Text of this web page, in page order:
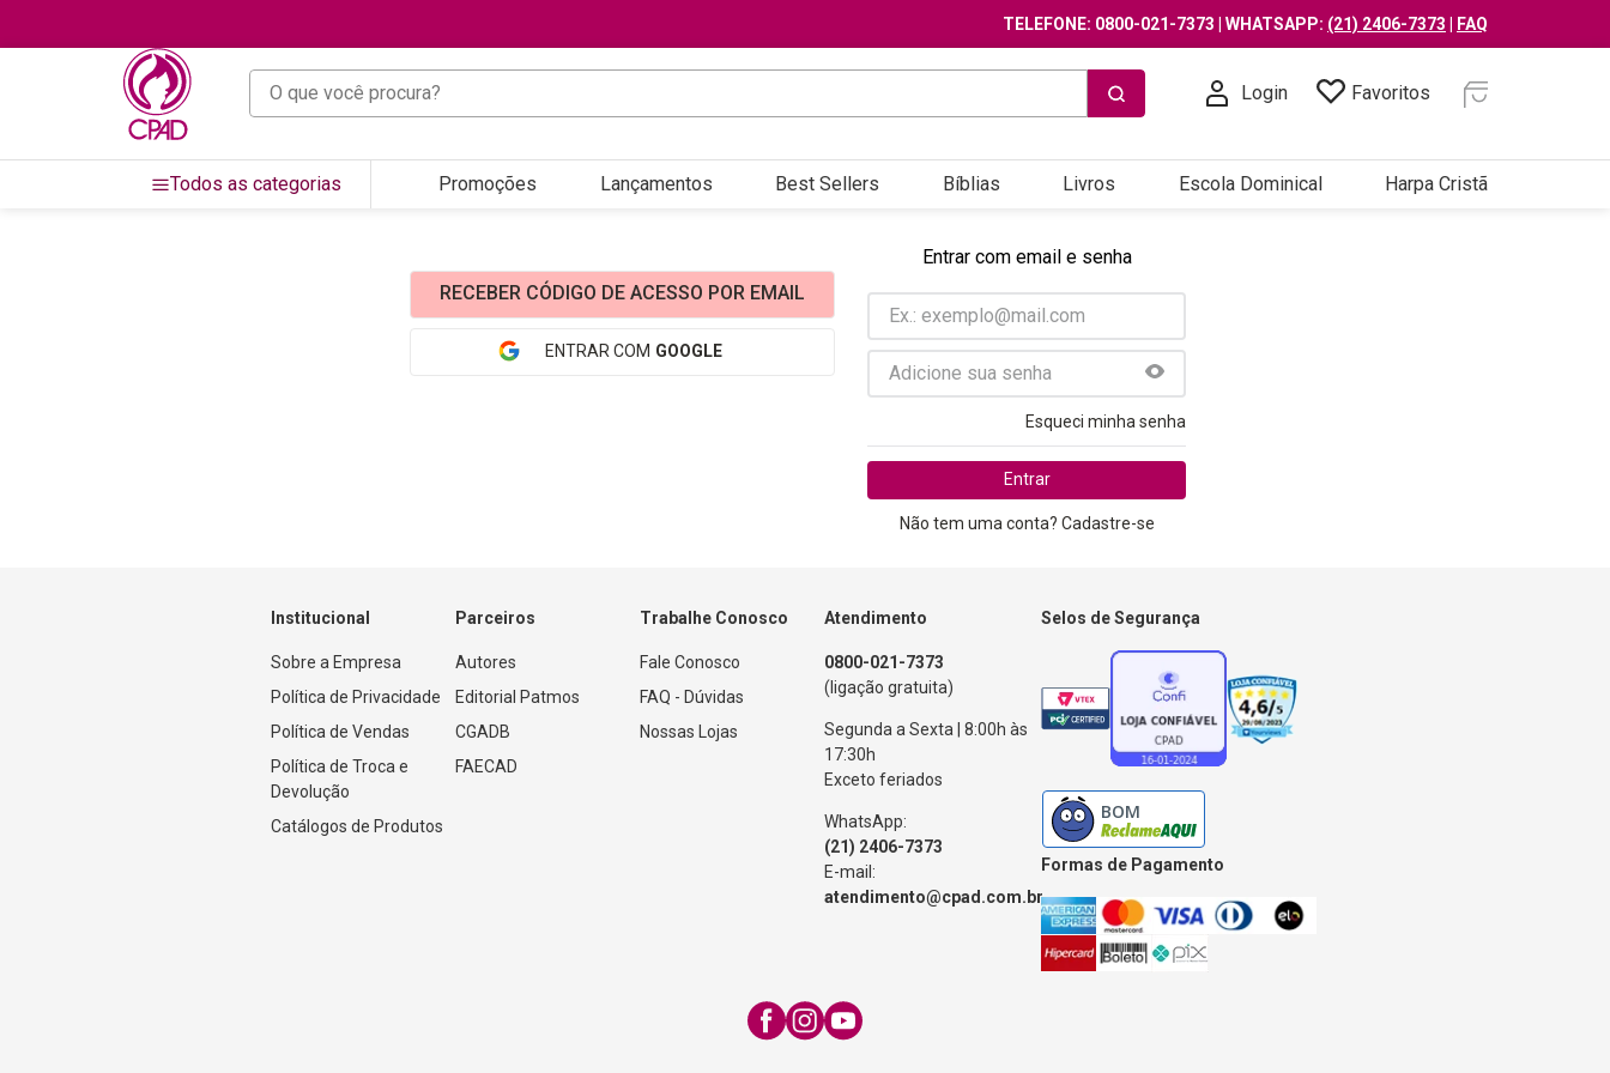
TELEFONE: 0800-021-7373 | WHATSAPP: (21) 2406-7373 FAQ
O que você procura?
Login Favoritos
Todos as categorias Promoções Lançamentos Best Sellers Bíblias Livros Escola Dominical Harpa Cristã
RECEBER CÓDIGO DE ACESSO POR EMAIL
ENTRAR COM GOOGLE
Entrar com email e senha
Esqueci minha senha
Entrar
Não tem uma conta? Cadastre-se
Institucional
Sobre a Empresa
Política de Privacidade
Política de Vendas
Política de Troca e
Devolução
Catálogos de Produtos
Parceiros
Autores
Editorial Patmos
CGADB
FAECAD
Trabalhe Conosco
Fale Conosco
FAQ - Dúvidas
Nossas Lojas
Atendimento
0800-021-7373
(ligação gratuita)
Segunda a Sexta | 8:00h às
17:30h
Exceto feriados
WhatsApp:
(21) 2406-7373
E-mail:
atendimento@cpad.com.br
Selos de Segurança
Formas de Pagamento